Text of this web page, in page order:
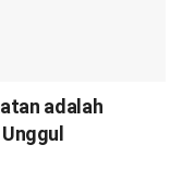
adalah